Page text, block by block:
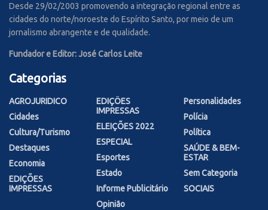
Desde 29/02/2003 promovendo a integração regional entre as
cidades do norte/noroeste do Espírito Santo, por meio de um
jornalismo abrangente e de qualidade.
Fundador e Editor: José Carlos Leite
Categorias
AGROJURIDICO
Cidades
Cultura/Turismo
Destaques
Economia
EDIÇÕES
IMPRESSAS
EDIÇÕES
IMPRESSAS
ELEIÇÕES 2022
ESPECIAL
Esportes
Estado
Informe Publicitário
Opinião
Personalidades
Polícia
Política
SAÚDE & BEM-
ESTAR
Sem Categoria
SOCIAIS